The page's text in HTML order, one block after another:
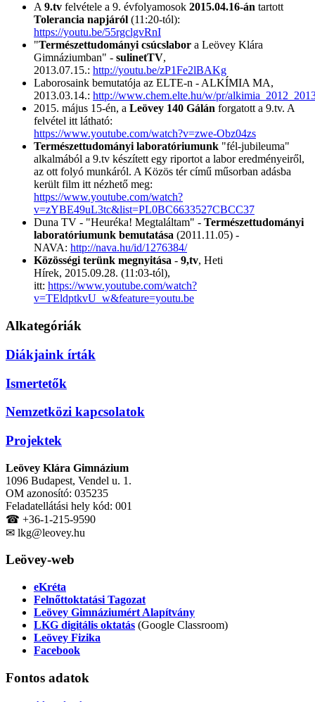
A9.tv felvétele a 9. évfolyamosok 2015.04.16-án tartott
Tolerancia napjáról (11:20-tól):
https://youtu.be/55rgclgvRnI
"Természettudományi csúcslabor a Leövey Klára
Gimnáziumban" - sulinetTV,
2013.07.15.: http://youtu.be/zP1Fe2lBAKg
Laborosaink bemutatója az ELTE-n - ALKÍMIA MA,
2013.03.14.: http://www.chem.elte.hu/w/pr/
2015. május 15-én, a Leövey 140 Gálán forgatott a 9.tv. A
felvétel itt látható:
https://www.youtube.com/watch?v=zwe-Obz04zs
Természettudományi laboratóriumunk "fél-jubileuma"
alkalmából a 9.tv készített egy riportot a labor eredményeiről,
az ott folyó munkáról. A Közös tér című műsorban adásba
került film itt nézhető meg:
https://www.youtube.com/watch?
v=zYBE49uL3tc&list=PL0BC6633527CBCC37
Duna TV - "Heuréka! Megtaláltam" - Természettudományi
laboratóriumunk bemutatása (2011.11.05) -
NAVA: http://nava.hu/id/1276384/
Közösségi terünk megnyitása - 9,tv, Heti
Hírek, 2015.09.28. (11:03-tól),
itt: https://www.youtube.com/watch?
v=TEldptkvU_w&feature=youtu.be
Alkategóriák
Diákjaink írták
Ismertetők
Nemzetközi kapcsolatok
Projektek
Leövey Klára Gimnázium
1096 Budapest, Vendel u. 1.
OM azonosító: 035235
Feladatellátási hely kód: 001
☎ +36-1-215-9590
✉ lkg@leovey.hu
Leövey-web
eKréta
Felnőttoktatási Tagozat
Leövey Gimnáziumért Alapítvány
LKG digitális oktatás (Google Classroom)
Leövey Fizika
Facebook
Fontos adatok